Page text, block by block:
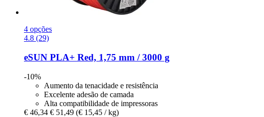
4 opções
4.8 (29)
eSUN PLA+ Red, 1,75 mm / 3000 g
-10%
Aumento da tenacidade e resistência
Excelente adesão de camada
Alta compatibilidade de impressoras
€ 46,34 € 51,49 (€ 15,45 / kg)